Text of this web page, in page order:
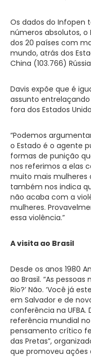
Os dados do
números absolutos, o
dos 20 países com
mundo, atrás dos
China (103.766)
Davis expõe que é
assunto
fora dos Estados
“Podemos
o Estado é o agente
formas de punição
nos referimos a elas
muito mais mulheres
também nos indica
não acaba com a
mulheres.
essa violência.”
A visita ao Brasil
Desde os anos 1980
ao Brasil. “As
Rio?’ Não. ‘Você já
em Salvador e de
conferência na
referência mundial
pensamento crítico
das Pretas”,
que promoveu